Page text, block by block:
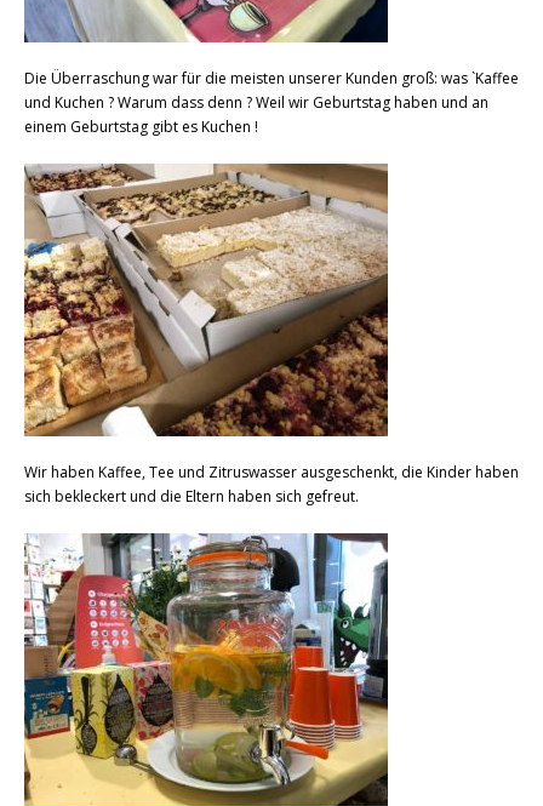
Die Überraschung war für die meisten unserer Kunden groß: was `Kaffee
und Kuchen ? Warum dass denn ? Weil wir Geburtstag haben und an
einem Geburtstag gibt es Kuchen !
Wir haben Kaffee, Tee und Zitruswasser ausgeschenkt, die Kinder haben
sich bekleckert und die Eltern haben sich gefreut.